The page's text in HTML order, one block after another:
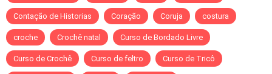
Contação de Historias Coração Coruja costura
croche Crochê natal Curso de Bordado Livre
Curso de Crochê Curso de feltro Curso de Tricô